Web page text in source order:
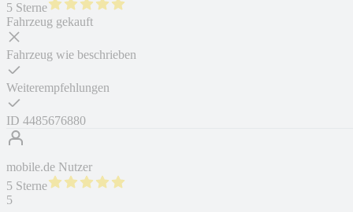
5 Sterne
Fahrzeug gekauft
Fahrzeug wie beschrieben
Weiterempfehlungen
ID 4485676880
mobile.de Nutzer
5 Sterne
5